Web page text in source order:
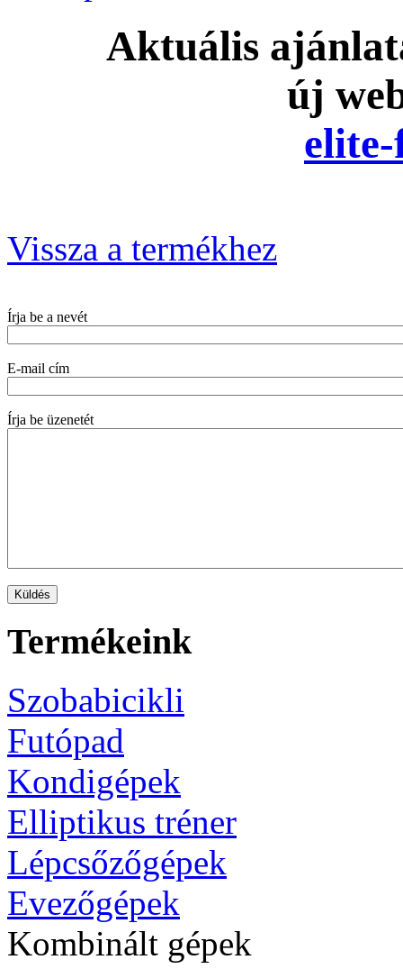
Aktuális
új
Vissza a termékhez
Írja be a nevét
E-mail cím
Írja be üzenetét
Termékeink
Szobabicikli
Futópad
Kondigépek
Elliptikus tréner
Lépcsőzőgépek
Evezőgépek
Kombinált gépek